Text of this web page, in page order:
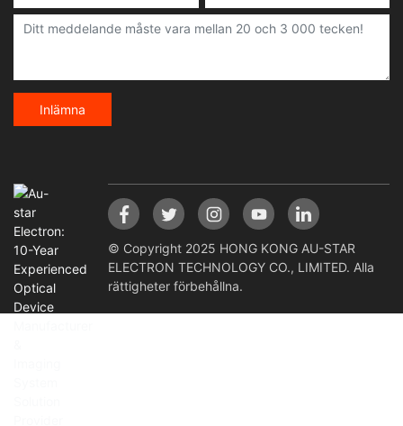
Inlämna
© Copyright 2025 HONG KONG AU-STAR
ELECTRON TECHNOLOGY CO., LIMITED. Alla
rättigheter förbehållna.